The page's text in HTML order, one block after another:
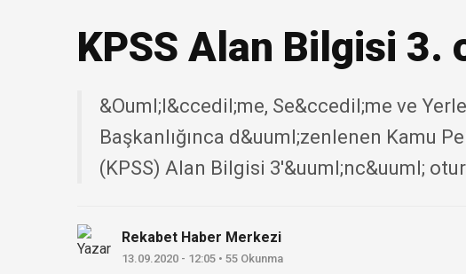
KPSS Alan Bilgisi 3.
&Ouml;l&ccedil;me, Se&ccedil;me ve
Başkanlığınca d&uuml;zenlenen Kamu
(KPSS) Alan Bilgisi 3'&uuml;nc&uuml;
Rekabet Haber Merkezi
13.09.2020 - 12:05 • 55 Okunma